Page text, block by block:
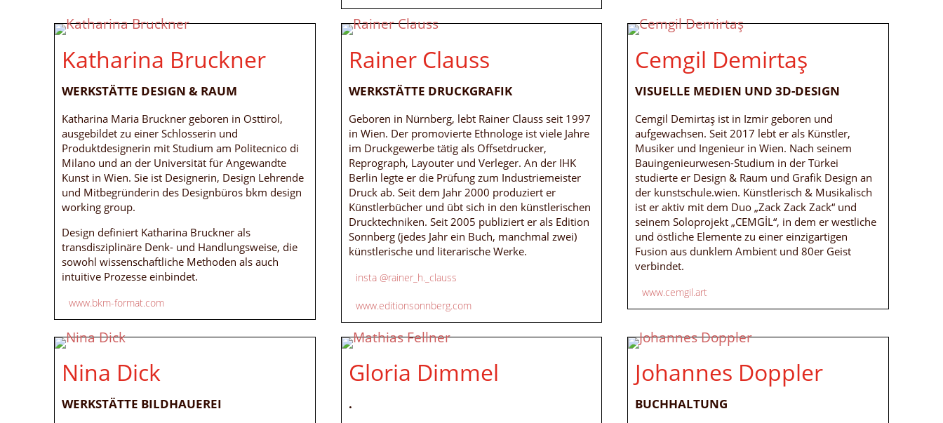
Katharina Bruckner
WERKSTÄTTE DESIGN & RAUM
Katharina Maria Bruckner geboren in Osttirol,
ausgebildet zu einer Schlosserin und
Produktdesignerin mit Studium am Politecnico di
Milano und an der Universität für Angewandte
Kunst in Wien. Sie ist Designerin, Design Lehrende
und Mitbegründerin des Designbüros bkm design
working group.
Design definiert Katharina Bruckner als
transdisziplinäre Denk- und Handlungsweise, die
sowohl wissenschaftliche Methoden als auch
intuitive Prozesse einbindet.
www.bkm-format.com
Rainer Clauss
WERKSTÄTTE DRUCKGRAFIK
Geboren in Nürnberg, lebt Rainer Clauss seit 1997
in Wien. Der promovierte Ethnologe ist viele Jahre
im Druckgewerbe tätig als Offsetdrucker,
Reprograph, Layouter und Verleger. An der IHK
Berlin legte er die Prüfung zum Industriemeister
Druck ab. Seit dem Jahr 2000 produziert er
Künstlerbücher und übt sich in den künstlerischen
Drucktechniken. Seit 2005 publiziert er als Edition
Sonnberg (jedes Jahr ein Buch, manchmal zwei)
künstlerische und literarische Werke.
insta @rainer_h._clauss
www.editionsonnberg.com
Cemgil Demirtaş
VISUELLE MEDIEN UND 3D-DESIGN
Cemgil Demirtaş ist in Izmir geboren und
aufgewachsen. Seit 2017 lebt er als Künstler,
Musiker und Ingenieur in Wien. Nach seinem
Bauingenieurwesen-Studium in der Türkei
studierte er Design & Raum und Grafik Design an
der kunstschule.wien. Künstlerisch & Musikalisch
ist er aktiv mit dem Duo „Zack Zack Zack“ und
seinem Soloprojekt „CEMGİL“, in dem er westliche
und östliche Elemente zu einer einzigartigen
Fusion aus dunklem Ambient und 80er Geist
verbindet.
www.cemgil.art
Nina Dick
WERKSTÄTTE BILDHAUEREI
Gloria Dimmel
.
Johannes Doppler
BUCHHALTUNG